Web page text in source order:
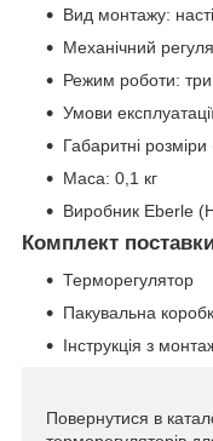
Вид монтажу:
Механічний
Режим роботи:
Умови
Габаритні
Маса: 0,1 кг
Виробник Eberle
Комплект
Терморегулятор
Пакувальна
Інструкція з
Повернутися в